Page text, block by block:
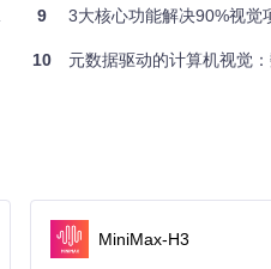
处理新增样本
9 3大核心功能解决90%视觉项
10 元数据驱动的计算机视觉：
MiniMax-H3